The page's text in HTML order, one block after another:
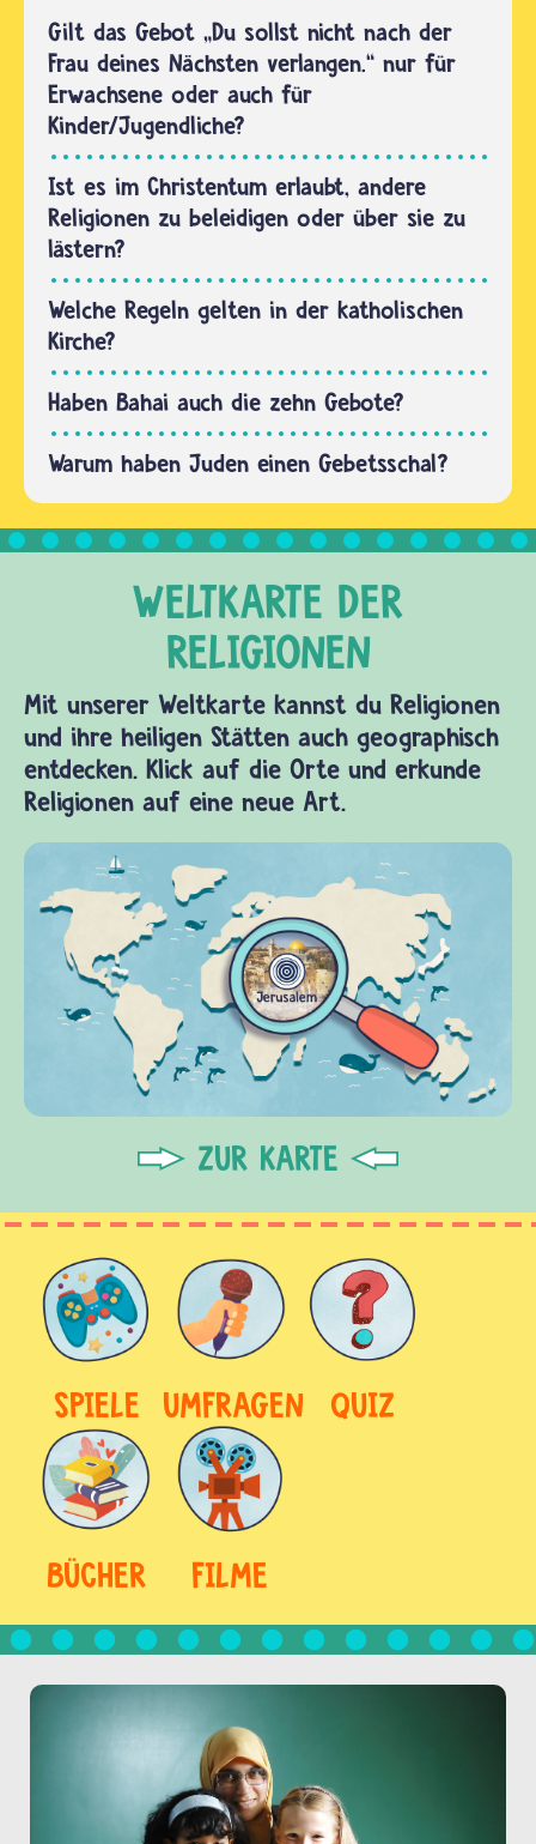
auf
seine…
Gebote.
Sie
werden
niemals
verändert,
aber
immer
wieder
einmal…
Gilt das Gebot „Du sollst nicht nach der
Frau deines Nächsten verlangen.“ nur für
Erwachsene oder auch für
Kinder/Jugendliche?
Ist es im Christentum erlaubt, andere
Religionen zu beleidigen oder über sie zu
lästern?
Welche Regeln gelten in der katholischen
Kirche?
Haben Bahai auch die zehn Gebote?
Warum haben Juden einen Gebetsschal?
Mit unserer Weltkarte kannst du Religionen
und ihre heiligen Stätten auch geographisch
entdecken. Klick auf die Orte und erkunde
Religionen auf eine neue Art.
ZUR KARTE
SPIELE UMFRAGEN QUIZ
BÜCHER FILME